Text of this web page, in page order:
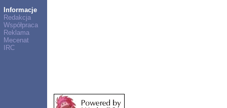
Informacje
Redakcja
Współpraca
Reklama
Mecenat
IRC